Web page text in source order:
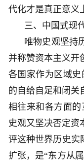
代化才是真正意义
三、中国式现
唯物史观坚持
并称赞资本主义开
各国家作为区域
的自给自足和闭关
相往来和各方面
史观又坚决否定资
评这种世界历史实
扩张，是“东方从